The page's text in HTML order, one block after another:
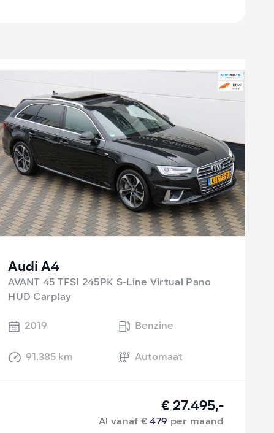
Audi A4
AVANT 45 TFSI 245PK S-Line Virtual Pano
HUD Carplay
2019
Benzine
91.385 km Automaat
€ 27.495,-
Al vanaf €479 per maand